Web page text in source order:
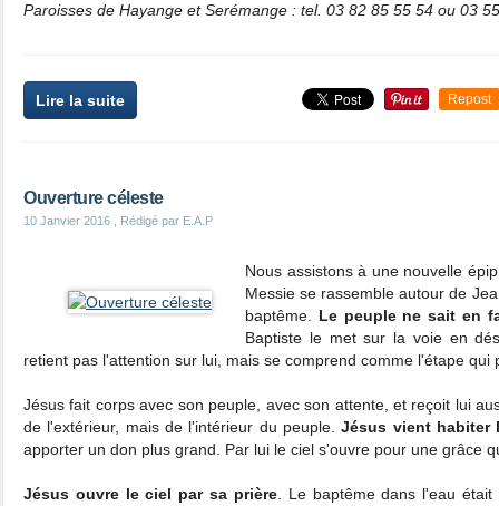
Paroisses de Hayange et Serémange : tel. 03 82 85 55 54 ou 03
Lire la suite Repost
Ouverture céleste
10 Janvier 2016 , Rédigé par E.A.P
Nous assistons à une nouvelle
Messie se rassemble autour de
baptême. Le peuple ne sait en
Baptiste le met sur la voie en
retient pas l'attention sur lui, mais se comprend comme l'étape qui
Jésus fait corps avec son peuple, avec son attente, et reçoit lui
de l'extérieur, mais de l'intérieur du peuple.Jésus vient
apporter un don plus grand. Par lui le ciel s'ouvre pour une grâce
Jésus ouvre le ciel par sa prière. Le baptême dans l'eau